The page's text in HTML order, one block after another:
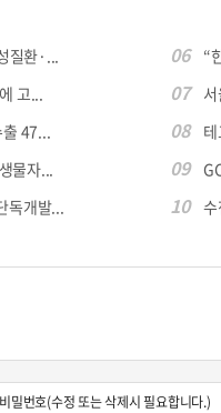
환·...
고...
47...
자...
개발...
06 “
07
08
09
10 수